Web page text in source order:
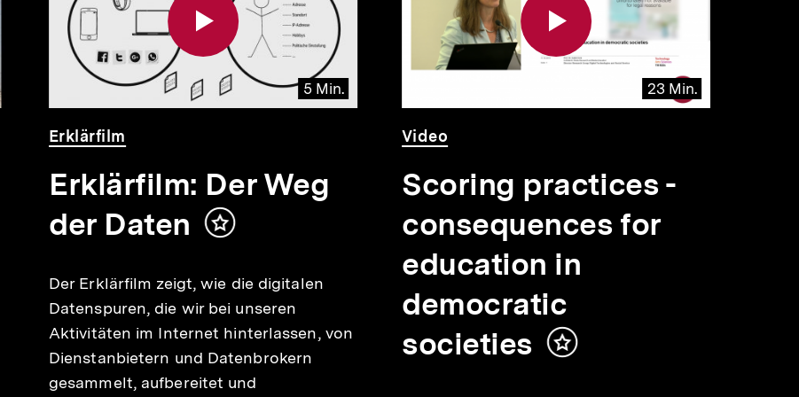
5 Min.
Video
Dauer
5
Min.
Erklärfilm
Erklärfilm: Der Weg
der Daten
Inhalt
Der Erklärfilm zeigt, wie die digitalen
Datenspuren, die wir bei unseren
Aktivitäten im Internet hinterlassen, von
Dienstanbietern und Datenbrokern
gesammelt, aufbereitet und
23 Min.
Video
Dauer
23
Min.
Video
Scoring practices -
consequences for
education in
democratic
societies
Inhalt